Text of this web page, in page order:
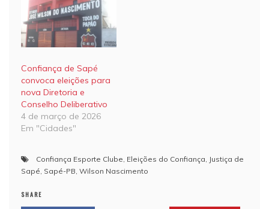
Confiança de Sapé
convoca eleições para
nova Diretoria e
Conselho Deliberativo
4 de março de 2026
Em "Cidades"
Confiança Esporte Clube Eleições do Confiança Justiça de
Sapé Sapé-PB Wilson Nascimento
SHARE